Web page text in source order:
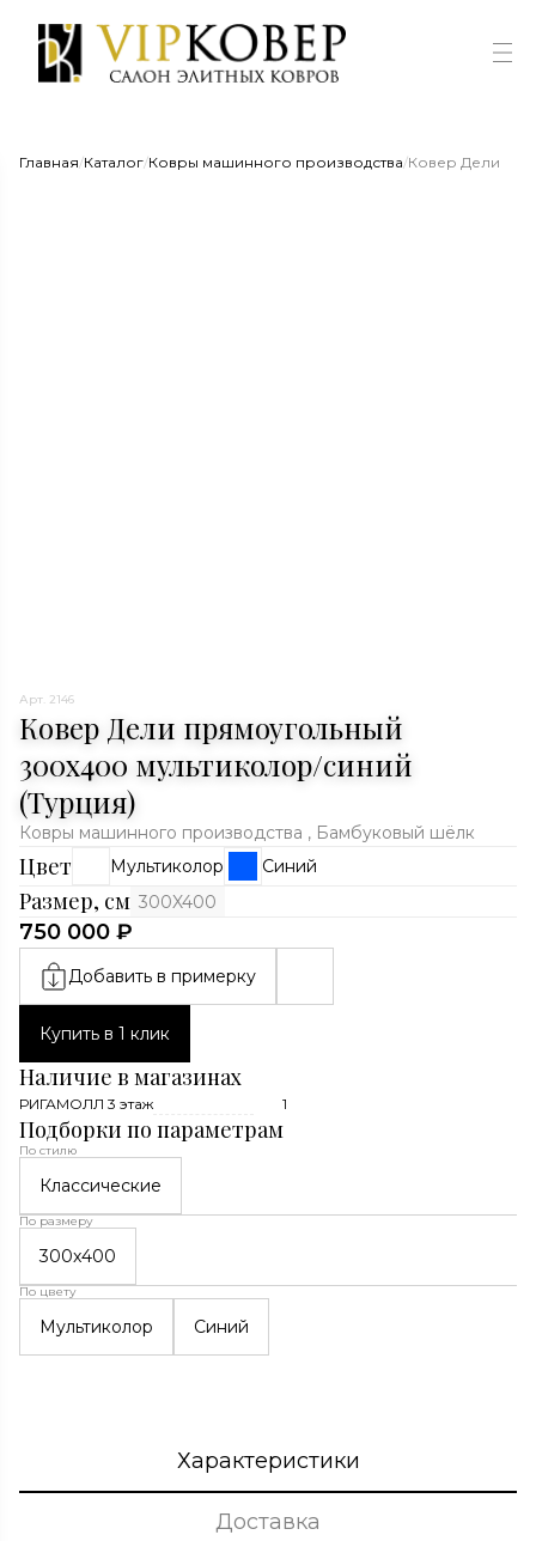
Главная/Каталог/Ковры машинного производства/Ковер Дели
Арт. 2146
Ковер Дели прямоугольный
300x400 мультиколор/синий
(Турция)
Ковры машинного производства , Бамбуковый шёлк
Цвет Мультиколор Синий
Размер, см 300X400
750 000 ₽
Добавить в примерку
Купить в 1 клик
Наличие в магазинах
РИГАМОЛЛ 3 этаж 1
Подборки по параметрам
По стилю
Классические
По размеру
300x400
По цвету
Мультиколор Синий
Характеристики
Доставка